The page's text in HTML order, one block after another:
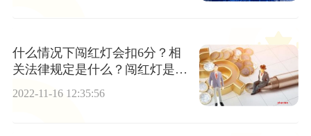
什么情况下闯红灯会扣6分？相
关法律规定是什么？闯红灯是指
2022-11-16 12:35:56